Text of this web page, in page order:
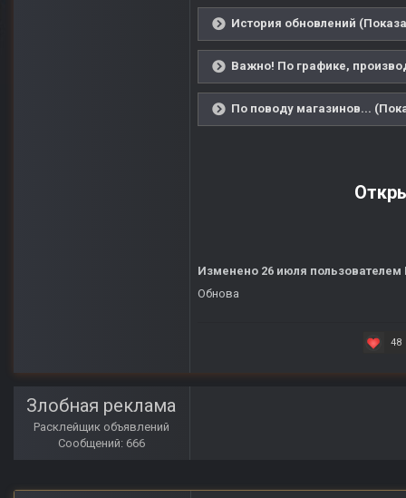
История обновлений
Важно! По графике,
По поводу магазинов...
Изменено 26 июля пользователем
Обнова
48
Злобная реклама
Расклейщик объявлений
Сообщений: 666